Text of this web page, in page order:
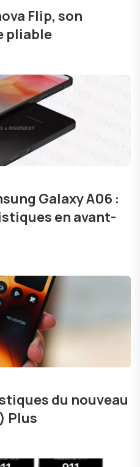
Flip, son
pliable
Galaxy A06 :
en avant-
du nouveau
Plus